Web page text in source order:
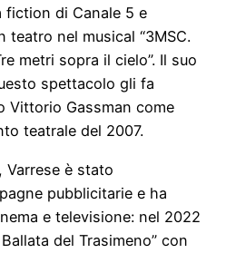
fiction di Canale 5 e
teatro nel musical “3MSC.
metri sopra il cielo”. Il suo
spettacolo gli fa
Vittorio Gassman come
teatrale del 2007.
Varrese è stato
pubblicitarie e ha
e televisione: nel 2022
del Trasimeno” con